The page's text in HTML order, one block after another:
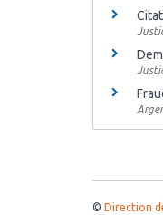
© Direction